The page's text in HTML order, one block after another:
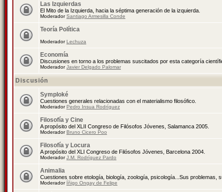
Las Izquierdas
El Mito de la Izquierda, hacia la séptima generación de la izquierda.
ModeradorSantiago Armesilla Conde
Teoría Política
ModeradorLechuza
Economía
Discusiones en torno a los problemas suscitados por esta categoría
ModeradorJavier Delgado Palomar
Discusión
Symploké
Cuestiones generales relacionadas con el materialismo filosófico.
ModeradorPedro Insua Rodríguez
Filosofía y Cine
A propósito del XLII Congreso de Filósofos Jóvenes, Salamanca 2005.
ModeradorBruno Cicero Poo
Filosofía y Locura
A propósito del XLI Congreso de Filósofos Jóvenes, Barcelona 2004.
ModeradorJ.M. Rodríguez Pardo
Animalia
Cuestiones sobre etología, biología, zoología, psicología...Sus problemas,
Moderador Íñigo Ongay de Felipe